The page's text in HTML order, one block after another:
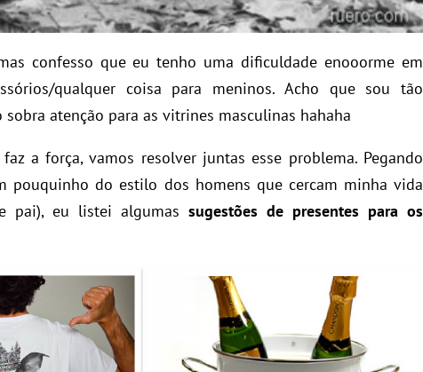
confesso que eu tenho uma dificuldade enooorme em
qualquer coisa para meninos. Acho que sou tão
atenção para as vitrines masculinas hahaha
a força, vamos resolver juntas esse problema. Pegando
pouquinho do estilo dos homens que cercam minha vida
pai), eu listei algumas sugestões de presentes para os